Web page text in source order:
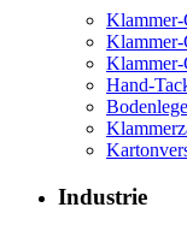
Klammer-
Klammer-
Klammer-
Hand-
Industrie